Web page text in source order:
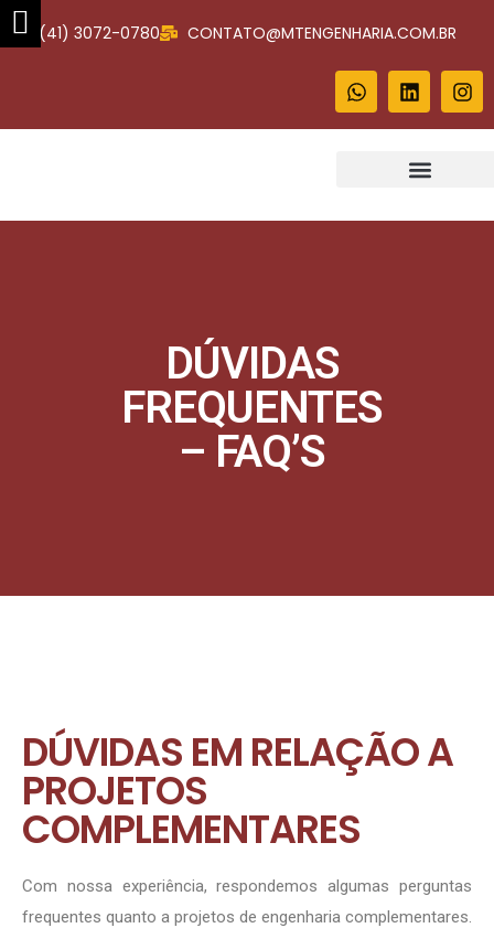
(41) 3072-0780 CONTATO@MTENGENHARIA.COM.BR
DÚVIDAS
FREQUENTES
– FAQ’S
DÚVIDAS EM RELAÇÃO A
PROJETOS
COMPLEMENTARES
Com nossa experiência, respondemos algumas perguntas
frequentes quanto a projetos de engenharia complementares.